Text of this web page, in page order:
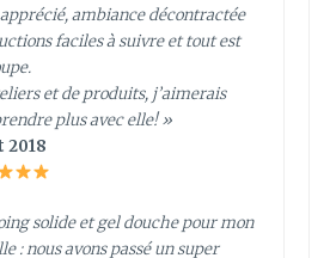
ambiance décontractée
faciles à suivre et tout est
et de produits, j’aimerais
plus avec elle! »
2018
solide et gel douche pour mon
: nous avons passé un super